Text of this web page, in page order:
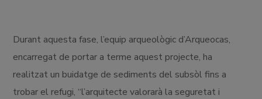
Durant aquesta fase, l’equip arqueològic d’Arqueocas,
encarregat de portar a terme aquest projecte, ha
realitzat un buidatge de sediments del subsòl fins a
trobar el refugi, “l’arquitecte valorarà la seguretat i